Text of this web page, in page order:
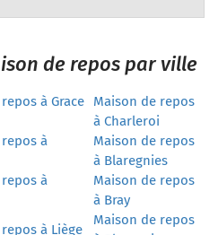
de repos par ville
à Grace
Maison de repos
à Charleroi
à
Maison de repos
à Blaregnies
à
Maison de repos
à Bray
à Liège
Maison de repos